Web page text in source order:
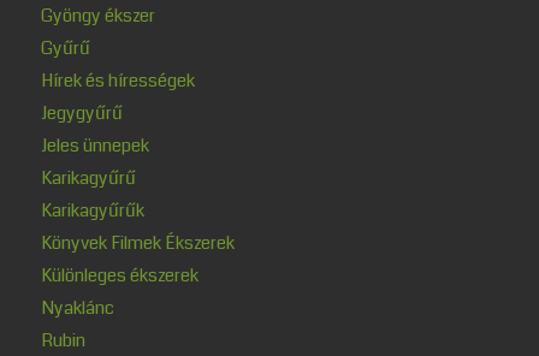
Gyöngy ékszer
Gyűrű
Hírek és hírességek
Jegygyűrű
Jeles ünnepek
Karikagyűrű
Karikagyűrűk
Könyvek Filmek Ékszerek
Különleges ékszerek
Nyaklánc
Rubin